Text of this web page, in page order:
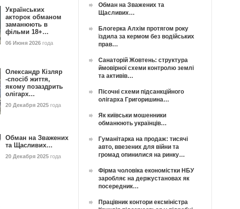
Українських
акторок обманом
заманюють в
фільми 18+…
06 Июня 2026 года
Олександр Кізляр
-спосіб життя,
якому позаздрить
олігарх…
20 Декабря 2025 года
Обман на Зважених
та Щасливих…
20 Декабря 2025 года
Обман на Зважених та
Щасливих…
Блогерка Алхім протягом року
їздила за кермом без водійських
прав…
Санаторій Жовтень: структура
ймовірної схеми контролю землі
та активів…
Пісочні схеми підсанкційного
олігарха Григоришина…
Як київськи мошенники
обманюють українців…
Гуманітарка на продаж: тисячі
авто, ввезених для війни та
громад опинилися на ринку…
Фірма чоловіка економістки НБУ
заробляє на держустановах як
посередник…
Працівник контори ексміністра